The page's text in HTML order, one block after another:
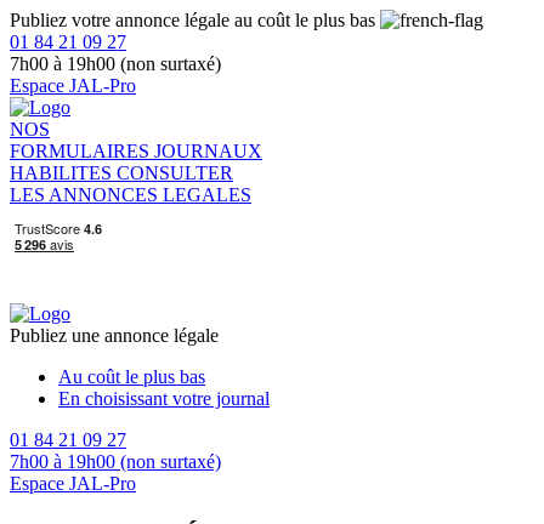
Publiez votre annonce légale au coût le plus bas
01 84 21 09 27
7h00 à 19h00 (non surtaxé)
Espace JAL-Pro
NOS
FORMULAIRES JOURNAUX
HABILITES CONSULTER
LES ANNONCES LEGALES
Publiez une annonce légale
Au coût le plus bas
En choisissant votre journal
01 84 21 09 27
7h00 à 19h00 (non surtaxé)
Espace JAL-Pro